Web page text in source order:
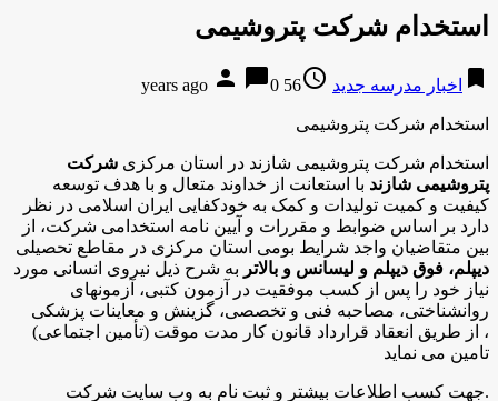
استخدام شرکت پتروشیمی
bookmark اخبار مدرسه جدید access_time
56 years ago
person chat_bubble0
استخدام شرکت پتروشیمی
استخدام شرکت پتروشیمی شازند در استان مرکزی شرکت
پتروشیمی شازند با استعانت از خداوند متعال و با هدف توسعه
کیفیت و کمیت تولیدات و کمک به خودکفایی ایران اسلامی در نظر
دارد بر اساس ضوابط و مقررات و آیین نامه استخدامی شرکت، از
بین متقاضیان واجد شرایط بومی استان مرکزی در مقاطع تحصیلی
دیپلم، فوق دیپلم و لیسانس و بالاتر به شرح ذیل نیروی انسانی مورد
نیاز خود را پس از کسب موفقیت در آزمون کتبی، آزمونهای
روانشناختی، مصاحبه فنی و تخصصی، گزینش و معاینات پزشکی
، از طریق انعقاد قرارداد قانون کار مدت موقت (تأمین اجتماعی)
تامین می نماید
.جهت کسب اطلاعات بیشتر و ثبت نام به وب سایت شرکت